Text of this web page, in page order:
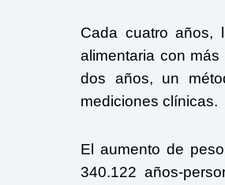
Cada cuatro años,
alimentaria con
dos años, un
mediciones clínicas.
El aumento de
340.122 años-